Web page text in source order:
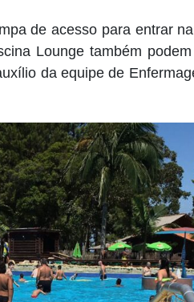
de acesso para entrar
Lounge também
da equipe de